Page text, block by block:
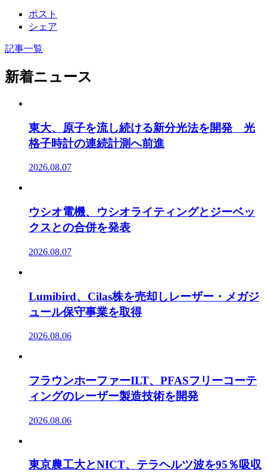
ポスト
シェア
記事一覧
新着ニュース
東大、原子を流し続ける新分光法を開発 光
格子時計の連続計測へ前進
2026.08.07
ウシオ電機、ウシオライティングとジーベッ
クスとの合併を発表
2026.08.07
Lumibird、Cilas株を売却しレーザー・メガジ
ュール保守事業を取得
2026.08.06
フラウンホーファーILT、PFASフリーコーテ
ィングのレーザー製造技術を開発
2026.08.06
東京農工大とNICT、テラヘルツ波を95％吸収